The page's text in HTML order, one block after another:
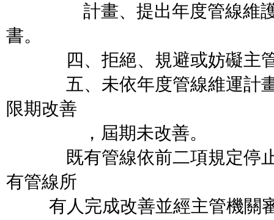
計畫、提出年度管線維護
書。
四、拒絕、規避或妨礙主管
五、未依年度管線維運計畫
限期改善
，屆期未改善。
既有管線依前二項規定停止
有管線所
有人完成改善並經主管機關審